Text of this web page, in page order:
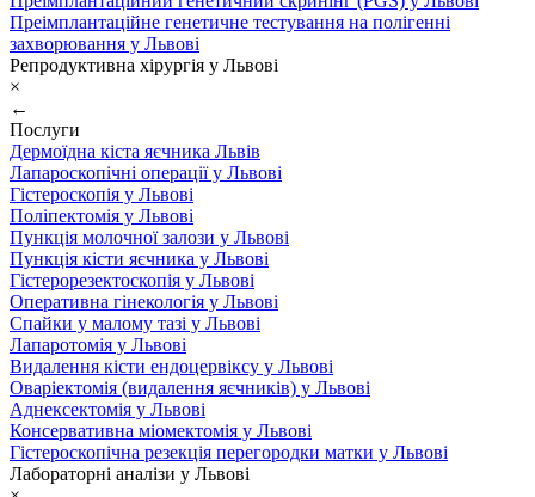
Преімплантаційне генетичне тестування на полігенні
захворювання у Львові
Репродуктивна хірургія у Львові
×
←
Послуги
Дермоїдна кіста яєчника Львів
Лапароскопічні операції у Львові
Гістероскопія у Львові
Поліпектомія у Львові
Пункція молочної залози у Львові
Пункція кісти яєчника у Львові
Гістерорезектоскопія у Львові
Оперативна гінекологія у Львові
Спайки у малому тазі у Львові
Лапаротомія у Львові
Видалення кісти ендоцервіксу у Львові
Оваріектомія (видалення яєчників) у Львові
Аднексектомія у Львові
Консервативна міомектомія у Львові
Гістероскопічна резекція перегородки матки у Львові
Лабораторні аналізи у Львові